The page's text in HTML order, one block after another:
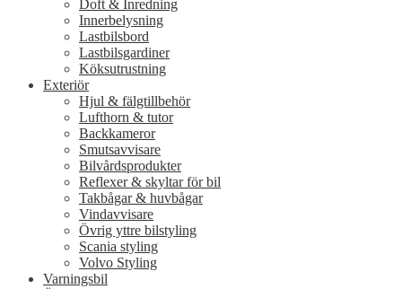
Doft & Inredning
Innerbelysning
Lastbilsbord
Lastbilsgardiner
Köksutrustning
Exteriör
Hjul & fälgtillbehör
Lufthorn & tutor
Backkameror
Smutsavvisare
Bilvårdsprodukter
Reflexer & skyltar för bil
Takbågar & huvbågar
Vindavvisare
Övrig yttre bilstyling
Scania styling
Volvo Styling
Varningsbil